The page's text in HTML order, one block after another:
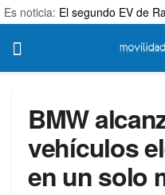
Es noticia: El segundo EV de
BMW
vehículos
en un solo